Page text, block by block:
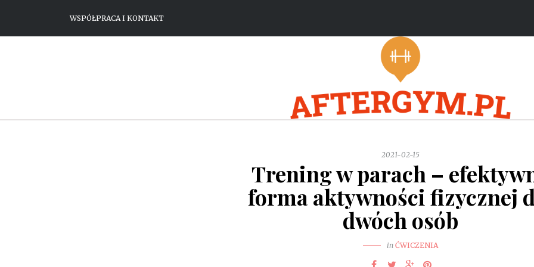
WSPÓŁPRACA I KONTAKT
2021-02-15
Trening w parach –
forma aktywności fizycznej
dwóch osób
in ĆWICZENIA